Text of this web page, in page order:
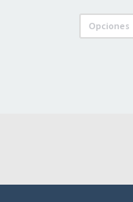
Opciones